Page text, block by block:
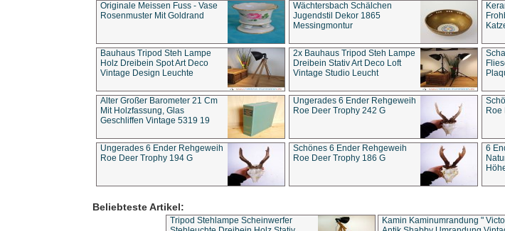
Originale Meissen Fuss - Vase
Rosenmuster Mit Goldrand
Wächtersbach Schälchen
Jugendstil Dekor 1865
Messingmontur
Bauhaus Tripod Steh Lampe
Holz Dreibein Spot Art Deco
Vintage Design Leuchte
2x Bauhaus Tripod Steh Lampe
Dreibein Stativ Art Deco Loft
Vintage Studio Leucht
Alter Großer Barometer 21 Cm
Mit Holzfassung, Glas
Geschliffen Vintage 5319 19
Ungerades 6 Ender Rehgeweih
Roe Deer Trophy 242 G
Roe
Ungerades 6 Ender Rehgeweih
Roe Deer Trophy 194 G
Schönes 6 Ender Rehgeweih
Roe Deer Trophy 186 G
6
Beliebteste Artikel:
Tripod Stehlampe Scheinwerfer
Kamin Kaminumrandung "